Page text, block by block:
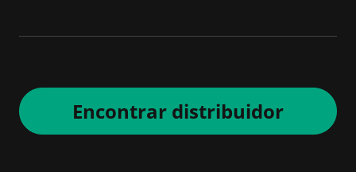
Encontrar distribuidor